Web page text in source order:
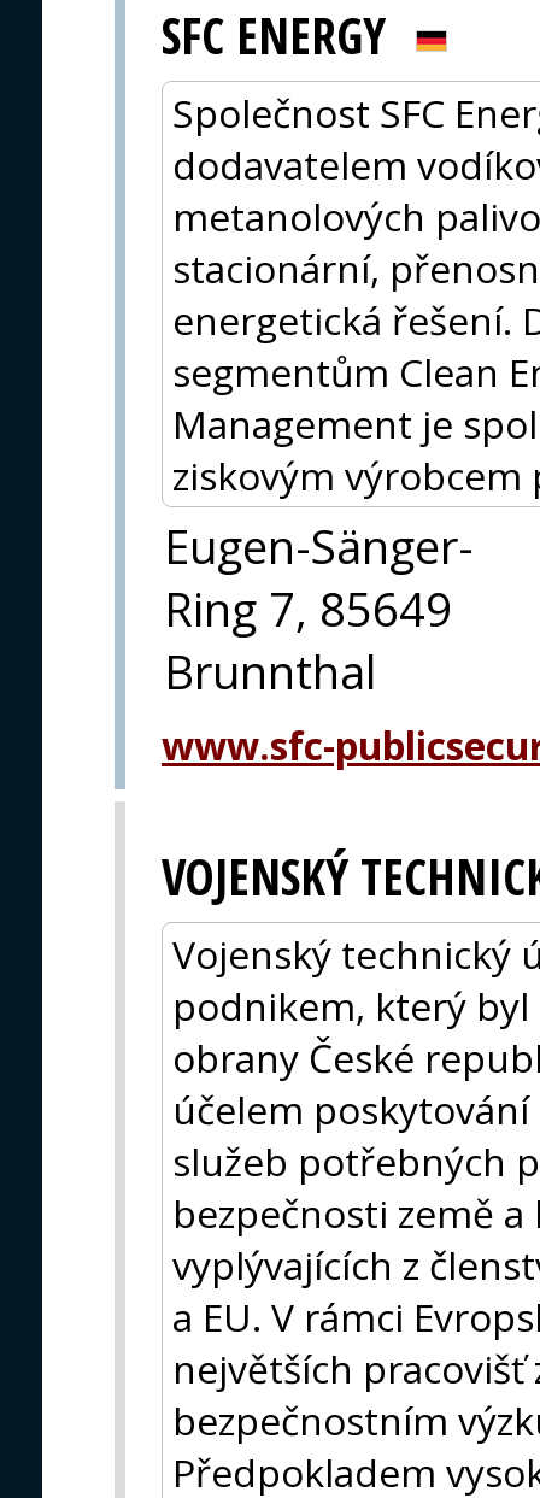
SFC ENERGY
Společnost SFC
dodavatelem
metanolových
stacionární,
energetická řešení.
segmentům Clean
Management je
ziskovým výrobcem
Eugen-Sänger-
Ring 7, 85649
Brunnthal
www.sfc-
VOJENSKÝ
Vojenský technický
podnikem, který
obrany České
účelem
služeb potřebných
bezpečnosti země
vyplývajících z
a EU. V rámci
největších pracovišť
bezpečnostním
Předpokladem